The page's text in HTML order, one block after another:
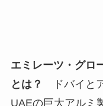
エミレーツ・グロ
とは？
ドバイと
UAEの巨大アルミ